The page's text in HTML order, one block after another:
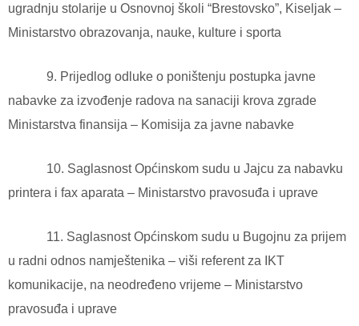
ugradnju stolarije u Osnovnoj školi “Brestovsko”, Kiseljak –
Ministarstvo obrazovanja, nauke, kulture i sporta
9. Prijedlog odluke o poništenju postupka javne
nabavke za izvođenje radova na sanaciji krova zgrade
Ministarstva finansija – Komisija za javne nabavke
10. Saglasnost Općinskom sudu u Jajcu za nabavku
printera i fax aparata – Ministarstvo pravosuđa i uprave
11. Saglasnost Općinskom sudu u Bugojnu za prijem
u radni odnos namještenika – viši referent za IKT
komunikacije, na neodređeno vrijeme – Ministarstvo
pravosuđa i uprave